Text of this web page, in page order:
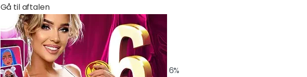
Gå til aftalen
6%